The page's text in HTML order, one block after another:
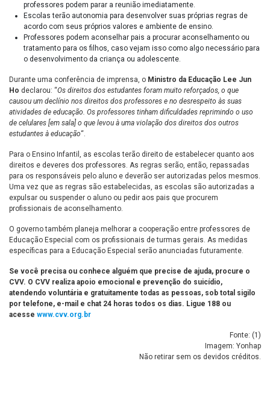
professores podem parar a reunião imediatamente.
Escolas terão autonomia para desenvolver suas próprias regras de
acordo com seus próprios valores e ambiente de ensino.
Professores podem aconselhar pais a procurar aconselhamento ou
tratamento para os filhos, caso vejam isso como algo necessário para
o desenvolvimento da criança ou adolescente.
Durante uma conferência de imprensa, o Ministro da Educação Lee Jun
Ho declarou: “Os direitos dos estudantes foram muito reforçados, o que
causou um declínio nos direitos dos professores e no desrespeito às suas
atividades de educação. Os professores tinham dificuldades reprimindo o uso
de celulares [em sala] o que levou à uma violação dos direitos dos outros
estudantes à educação“.
Para o Ensino Infantil, as escolas terão direito de estabelecer quanto aos
direitos e deveres dos professores. As regras serão, então, repassadas
para os responsáveis pelo aluno e deverão ser autorizadas pelos mesmos.
Uma vez que as regras são estabelecidas, as escolas são autorizadas a
expulsar ou suspender o aluno ou pedir aos pais que procurem
profissionais de aconselhamento.
O governo também planeja melhorar a cooperação entre professores de
Educação Especial com os profissionais de turmas gerais. As medidas
específicas para a Educação Especial serão anunciadas futuramente.
Se você precisa ou conhece alguém que precise de ajuda, procure o
CVV. O CVV realiza apoio emocional e prevenção do suicídio,
atendendo voluntária e gratuitamente todas as pessoas, sob total sigilo
por telefone, e-mail e chat 24 horas todos os dias. Ligue 188 ou
acesse www.cvv.org.br
Fonte: (1 )
Imagem: Yonhap
Não retirar sem os devidos créditos.